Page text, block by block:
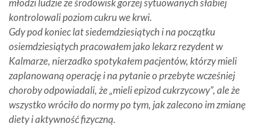
młodzi ludzie ze środowisk gorzej sytuowanych słabiej
kontrolowali poziom cukru we krwi.
Gdy pod koniec lat siedemdziesiątych i na początku
osiemdziesiątych pracowałem jako lekarz rezydent w
Kalmarze, nierzadko spotykałem pacjentów, którzy mieli
zaplanowaną operację i na pytanie o przebyte wcześniej
choroby odpowiadali, że „mieli epizod cukrzycowy”, ale że
wszystko wróciło do normy po tym, jak zalecono im zmianę
diety i aktywność fizyczną.